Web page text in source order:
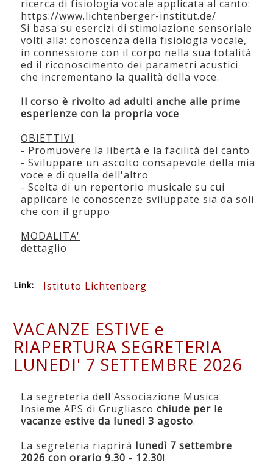
ricerca di fisiologia vocale applicata al canto:
https://www.lichtenberger-institut.de/
Si basa su esercizi di stimolazione sensoriale
volti alla: conoscenza della fisiologia vocale,
in connessione con il corpo nella sua totalità
ed il riconoscimento dei parametri acustici
che incrementano la qualità della voce.
Il corso è rivolto ad adulti anche alle prime
esperienze con la propria voce
OBIETTIVI
- Promuovere la libertà e la facilità del canto
- Sviluppare un ascolto consapevole della mia
voce e di quella dell'altro
- Scelta di un repertorio musicale su cui
applicare le conoscenze sviluppate sia da soli
che con il gruppo
MODALITA'
dettaglio
Link: Istituto Lichtenberg
VACANZE ESTIVE e
RIAPERTURA SEGRETERIA
LUNEDI' 7 SETTEMBRE 2026
La segreteria dell'Associazione Musica
Insieme APS di Grugliascochiude per le
vacanze estive da lunedì 3 agosto.
La segreteria riaprirà lunedì 7 settembre
2026 con orario 9.30 - 12.30!